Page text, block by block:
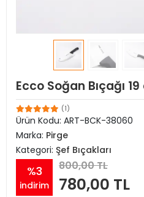
Ecco Soğan Bıçağı
(1)
Ürün Kodu: ART-BCK-38060
Marka: Pirge
Kategori: Şef Bıçakları
%3
indirim
800,00 TL
780,00 TL